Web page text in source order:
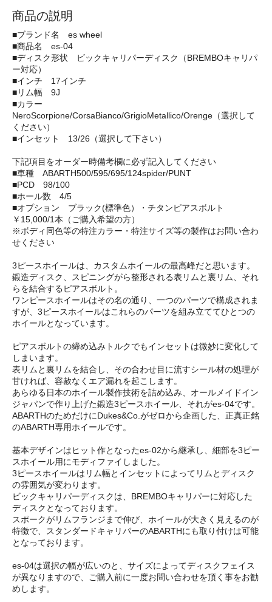
商品の説明
■ブランド名 es wheel
■商品名 es-04
■ディスク形状 ビックキャリパーディスク（BREMBOキャリパ
ー対応）
■インチ 17インチ
■リム幅 9J
■カラー
NeroScorpione/CorsaBianco/GrigioMetallico/Orenge（選択して
ください）
■インセット 13/26（選択して下さい）
下記項目をオーダー時備考欄に必ず記入してください
■車種 ABARTH500/595/695/124spider/PUNT
■PCD 98/100
■ホール数 4/5
■オプション ブラック(標準色）・チタンピアスボルト
￥15,000/1本（ご購入希望の方）
※ボディ同色等の特注カラー・特注サイズ等の製作はお問い合わ
せください
3ピースホイールは、カスタムホイールの最高峰だと思います。
鍛造ディスク、スピニングがら整形される表リムと裏リム、それ
らを結合するピアスボルト。
ワンピースホイールはその名の通り、一つのパーツで構成されま
すが、3ピースホイールはこれらのパーツを組み立ててひとつの
ホイールとなっています。
ピアスボルトの締め込みトルクでもインセットは微妙に変化して
しまいます。
表リムと裏リムを結合し、その合わせ目に流すシール材の処理が
甘ければ、容赦なくエア漏れを起こします。
あらゆる日本のホイール製作技術を詰め込み、オールメイドイン
ジャパンで作り上げた鍛造3ピースホイール、それがes-04です。
ABARTHのためだけにDukes&Co.がゼロから企画した、正真正銘
のABARTH専用ホイールです。
基本デザインはヒット作となったes-02から継承し、細部を3ピー
スホイール用にモディファイしました。
3ピースホイールはリム幅とインセットによってリムとディスク
の雰囲気が変わります。
ビックキャリパーディスクは、BREMBOキャリパーに対応した
ディスクとなっております。
スポークがリムフランジまで伸び、ホイールが大きく見えるのが
特徴で、スタンダードキャリパーのABARTHにも取り付けは可能
となっております。
es-04は選択の幅が広いのと、サイズによってディスクフェイス
が異なりますので、ご購入前に一度お問い合わせを頂く事をお勧
めします。